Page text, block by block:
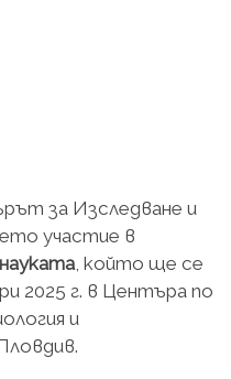
за Изследване и
участие в
, който ще се
2025 г. в Центъра по
и